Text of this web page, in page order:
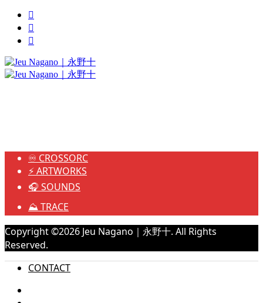



♾️ CROSSORC
⚡️ ARTWORKS
🎧 SOUNDS
⛰️ TRACE
Copyright ©2026 Jeu Nagano｜永野十. All Rights
Reserved.
CONTACT